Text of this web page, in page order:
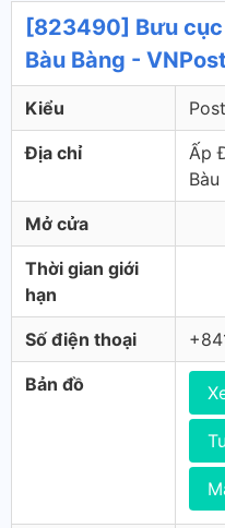
[823490] Bưu
Bàu Bàng -
Kiểu
Địa chỉ
Ấp
Mở cửa
Thời gian giới
hạn
Số điện thoại
Bản đồ